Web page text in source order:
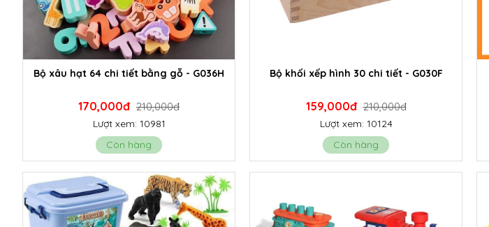
Bộ xâu hạt 64 chi tiết bằng gỗ - G036H
170,000đ 210,000đ
Lượt xem: 10981
Còn hàng
Bộ khối xếp hình 30 chi tiết - G030F
159,000đ 210,000đ
Lượt xem: 10124
Còn hàng